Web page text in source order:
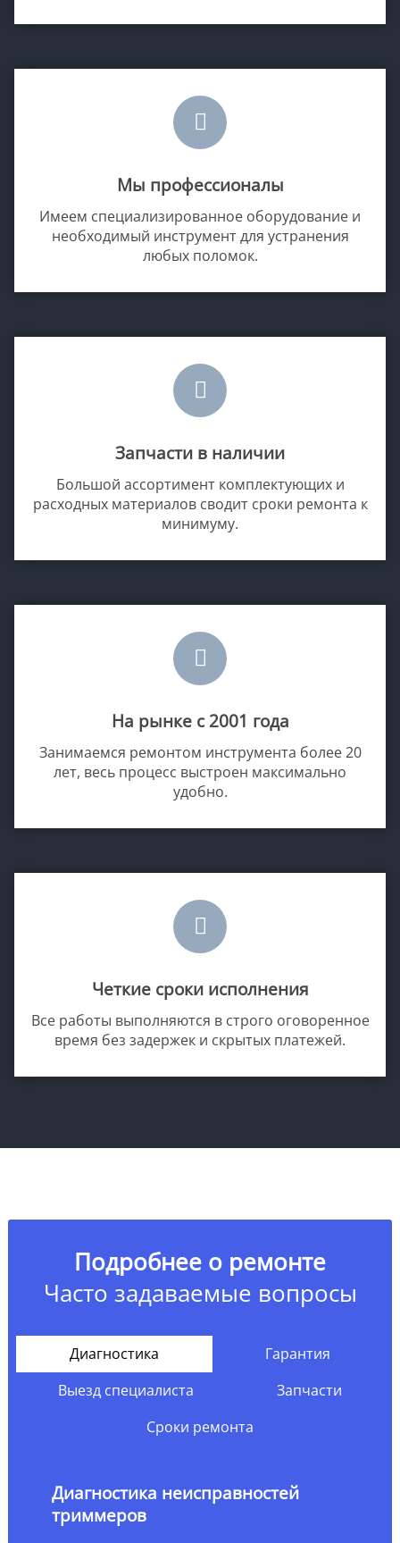
Мы профессионалы
Имеем специализированное оборудование и
необходимый инструмент для устранения
любых поломок.
Запчасти в наличии
Большой ассортимент комплектующих и
расходных материалов сводит сроки ремонта к
минимуму.
На рынке с 2001 года
Занимаемся ремонтом инструмента более 20
лет, весь процесс выстроен максимально
удобно.
Четкие сроки исполнения
Все работы выполняются в строго оговоренное
время без задержек и скрытых платежей.
Подробнее о ремонте
Часто задаваемые вопросы
Диагностика
Диагностика неисправностей
триммеров
Гарантия
Выезд специалиста
Запчасти
Сроки ремонта